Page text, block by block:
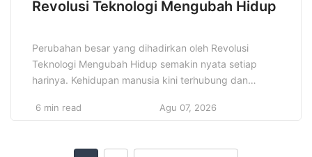
Revolusi Teknologi Mengubah Hidup
Perubahan besar yang dihadirkan oleh Revolusi
Teknologi Mengubah Hidup semakin nyata setiap
harinya. Kehidupan manusia kini terhubung dan
dengan cepat. Dampak teknologi tidak hanya
6 min read Agu 07, 2026